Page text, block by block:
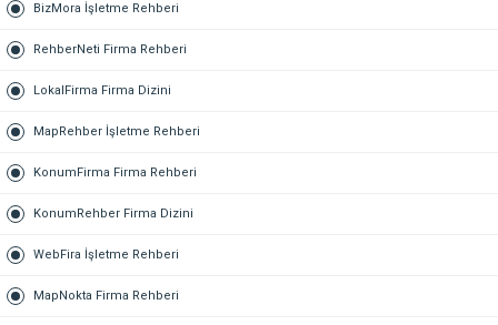
BizMora İşletme Rehberi
RehberNeti Firma Rehberi
LokalFirma Firma Dizini
MapRehber İşletme Rehberi
KonumFirma Firma Rehberi
KonumRehber Firma Dizini
WebFira İşletme Rehberi
MapNokta Firma Rehberi